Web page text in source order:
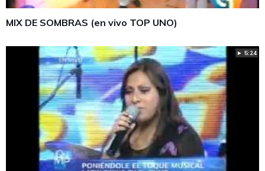
MIX DE SOMBRAS (en vivo TOP UNO)
► 5:24